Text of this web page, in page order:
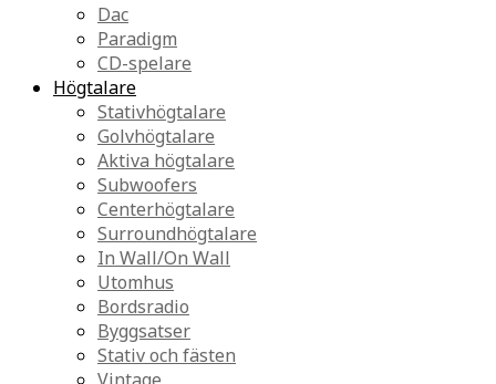
Dac
Paradigm
CD-spelare
Högtalare
Stativhögtalare
Golvhögtalare
Aktiva högtalare
Subwoofers
Centerhögtalare
Surroundhögtalare
In Wall/On Wall
Utomhus
Bordsradio
Byggsatser
Stativ och fästen